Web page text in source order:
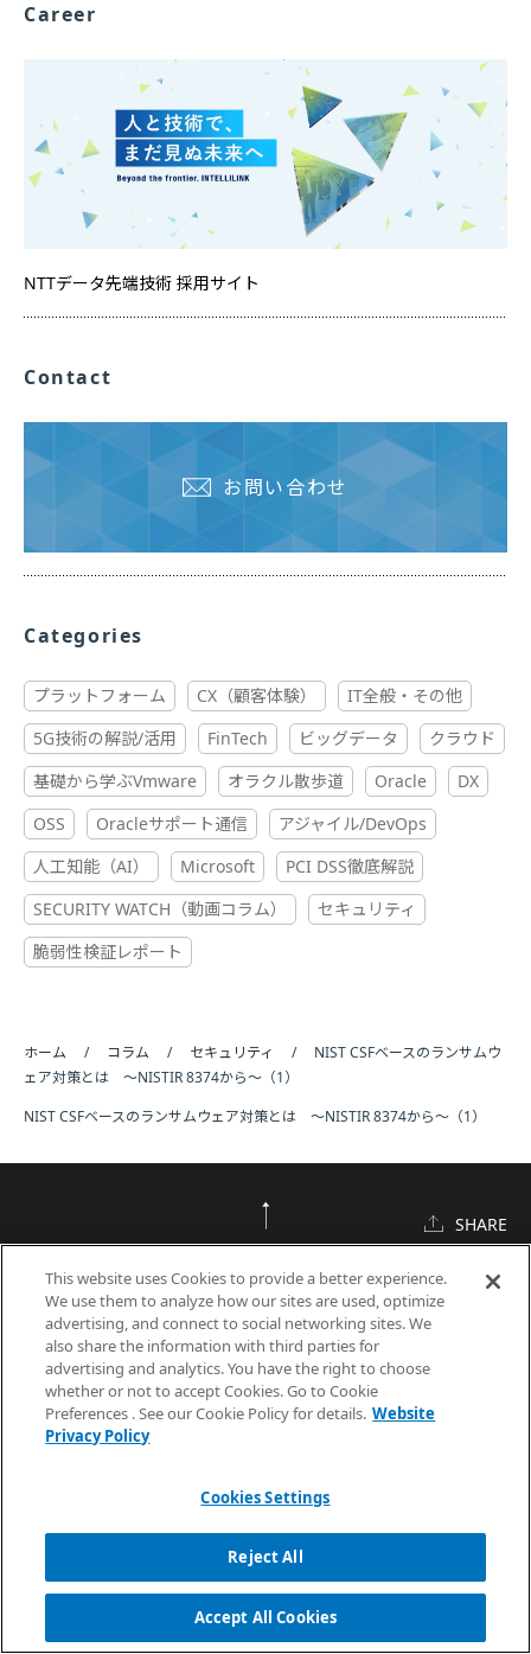
Career
NTTデータ先端技術 採用サイト
Contact
お問い合わせ
Categories
プラットフォーム CX（顧客体験）
IT全般・その他
5G技術の解説/活用
FinTech ビッグデータ
クラウド
基礎から学ぶVmware
オラクル散歩道 Oracle
DX
OSS
Oracleサポート通信
アジャイル/DevOps
人工知能（AI）
Microsoft
PCI DSS徹底解説
SECURITY WATCH（動画コラム）
セキュリティ
脆弱性検証レポート
ホーム コラム セキュリティ
NIST CSFベースのランサムウ
ェア対策とは ～NISTIR 8374から～（1）
NIST CSFベースのランサムウェア対策とは ～NISTIR 8374から～（1）
TOP
SHARE
事業案内
コラム
採用情報
This website uses Cookies to provide a better experience.
We use them to analyze how our sites are used, optimize
advertising, and connect to social networking sites. We
also share the information with third parties for
advertising and analytics. You have the right to choose
whether or not to accept Cookies. Go to Cookie
Preferences . See our Cookie Policy for details. Website
Privacy Policy
Cookies Settings
Reject All
Accept All Cookies